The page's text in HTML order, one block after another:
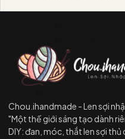
Chou.ihandmade - Len sợi
"Một thế giới sáng tạo dành
DIY: đan, móc, thắt len sợi thủ